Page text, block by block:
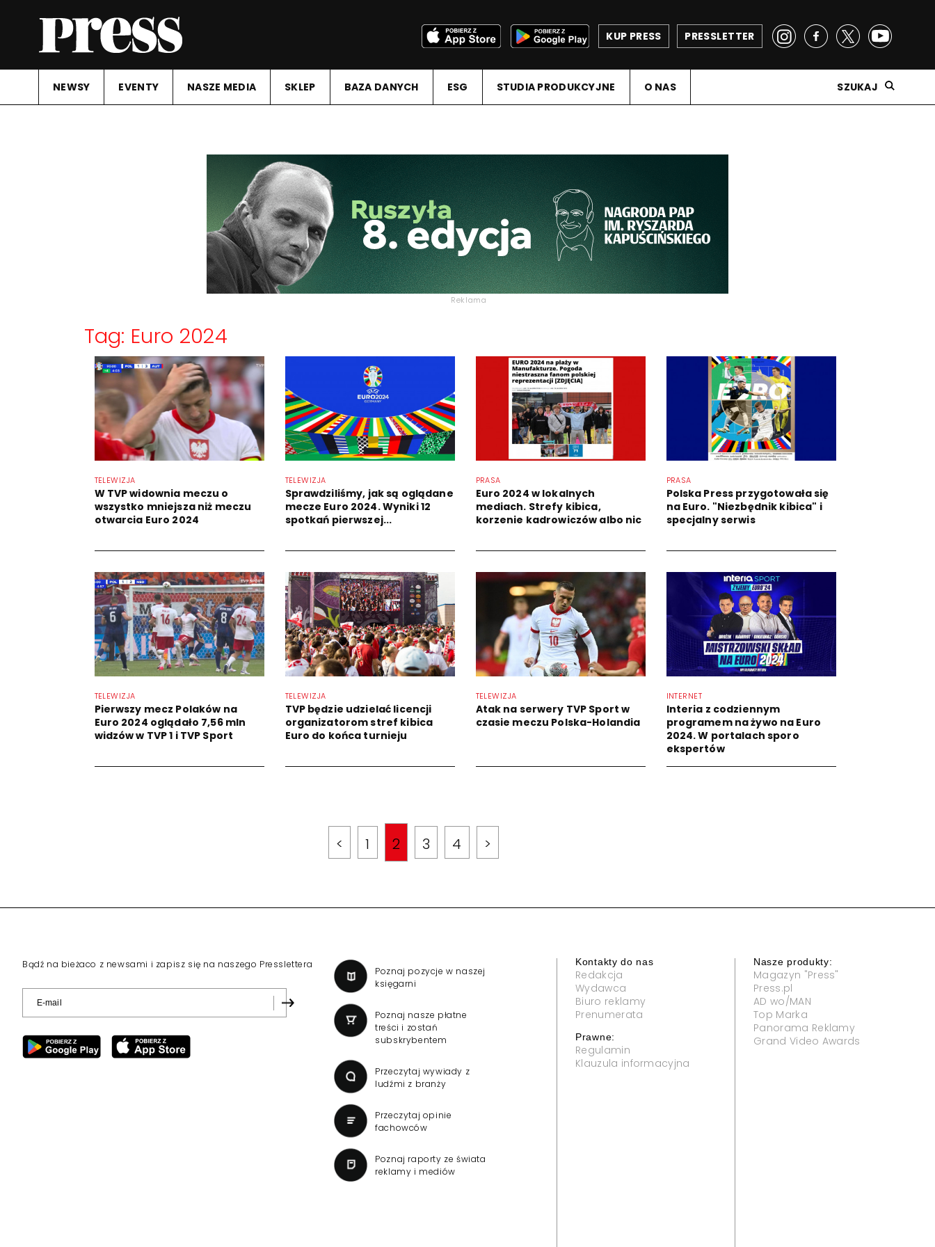
PRESSLETTER
KUP PRESS
NEWSY EVENTY NASZE MEDIA SKLEP BAZA DANYCH ESG STUDIA PRODUKCYJNE O NAS SZUKAJ
Reklama
Tag: Euro 2024
TELEWIZJA
W TVP widownia meczu o
wszystko mniejsza niż meczu
otwarcia Euro 2024
TELEWIZJA
Sprawdziliśmy, jak są oglądane
mecze Euro 2024. Wyniki 12
spotkań pierwszej...
PRASA
Euro 2024 w lokalnych
mediach. Strefy kibica,
korzenie kadrowiczów albo nic
PRASA
Polska Press przygotowała się
na Euro. "Niezbędnik kibica" i
specjalny serwis
TELEWIZJA
Pierwszy mecz Polaków na
Euro 2024 oglądało 7,56 mln
widzów w TVP 1 i TVP Sport
TELEWIZJA
TVP będzie udzielać licencji
organizatorom stref kibica
Euro do końca turnieju
TELEWIZJA
Atak na serwery TVP Sport w
czasie meczu Polska-Holandia
INTERNET
Interia z codziennym
programem na żywo na Euro
2024. W portalach sporo
ekspertów
< 1 2 3 4 >
Bądź na bieżaco z newsami i zapisz się na naszego Presslettera
Poznaj pozycje w naszej
księgarni
Poznaj nasze płatne
treści i zostań
subskrybentem
Przeczytaj wywiady z
ludźmi z branży
Przeczytaj opinie
fachowców
Poznaj raporty ze świata
reklamy i mediów
Kontakty do nas
Redakcja
Wydawca
Biuro reklamy
Prenumerata
Prawne:
Regulamin
Klauzula informacyjna
Nasze produkty:
Magazyn "Press"
Press.pl
AD wo/MAN
Top Marka
Panorama Reklamy
Grand Video Awards